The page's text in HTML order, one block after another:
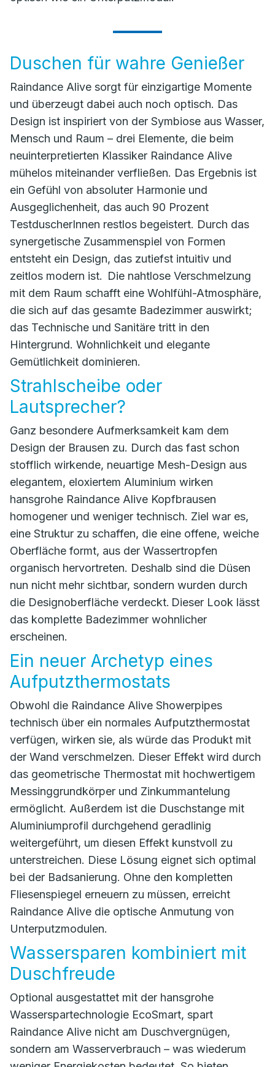
Duschen für wahre Genießer
Raindance Alive sorgt für einzigartige Momente
und überzeugt dabei auch noch optisch. Das
Design ist inspiriert von der Symbiose aus Wasser,
Mensch und Raum – drei Elemente, die beim
neuinterpretierten Klassiker Raindance Alive
mühelos miteinander verfließen. Das Ergebnis ist
ein Gefühl von absoluter Harmonie und
Ausgeglichenheit, das auch 90 Prozent
TestduscherInnen restlos begeistert. Durch das
synergetische Zusammenspiel von Formen
entsteht ein Design, das zutiefst intuitiv und
zeitlos modern ist. Die nahtlose Verschmelzung
mit dem Raum schafft eine Wohlfühl-Atmosphäre,
die sich auf das gesamte Badezimmer auswirkt;
das Technische und Sanitäre tritt in den
Hintergrund. Wohnlichkeit und elegante
Gemütlichkeit dominieren.
Strahlscheibe oder
Lautsprecher?
Ganz besondere Aufmerksamkeit kam dem
Design der Brausen zu. Durch das fast schon
stofflich wirkende, neuartige Mesh-Design aus
elegantem, eloxiertem Aluminium wirken
hansgrohe Raindance Alive Kopfbrausen
homogener und weniger technisch. Ziel war es,
eine Struktur zu schaffen, die eine offene, weiche
Oberfläche formt, aus der Wassertropfen
organisch hervortreten. Deshalb sind die Düsen
nun nicht mehr sichtbar, sondern wurden durch
die Designoberfläche verdeckt. Dieser Look lässt
das komplette Badezimmer wohnlicher
erscheinen.
Ein neuer Archetyp eines
Aufputzthermostats
Obwohl die Raindance Alive Showerpipes
technisch über ein normales Aufputzthermostat
verfügen, wirken sie, als würde das Produkt mit
der Wand verschmelzen. Dieser Effekt wird durch
das geometrische Thermostat mit hochwertigem
Messinggrundkörper und Zinkummantelung
ermöglicht. Außerdem ist die Duschstange mit
Aluminiumprofil durchgehend geradlinig
weitergeführt, um diesen Effekt kunstvoll zu
unterstreichen. Diese Lösung eignet sich optimal
bei der Badsanierung. Ohne den kompletten
Fliesenspiegel erneuern zu müssen, erreicht
Raindance Alive die optische Anmutung von
Unterputzmodulen.
Wassersparen kombiniert mit
Duschfreude
Optional ausgestattet mit der hansgrohe
Wasserspartechnologie EcoSmart, spart
Raindance Alive nicht am Duschvergnügen,
sondern am Wasserverbrauch – was wiederum